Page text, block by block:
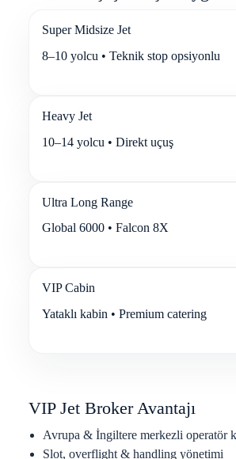
u
l
Super Midsize Jet
8–10 yolcu • Teknik stop opsiyonlu
Heavy Jet
10–14 yolcu • Direkt uçuş
Ultra Long Range
Global 6000 • Falcon 8X
VIP Cabin
Yataklı kabin • Premium catering
VIP Jet Broker Avantajı
Avrupa & İngiltere merkezli operatör
Slot, overflight & handling yönetimi